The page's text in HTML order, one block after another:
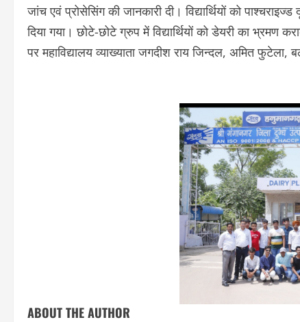
जांच एवं प्रोसेसिंग की जानकारी दी। विद्यार्थियों को
दिया गया। छोटे-छोटे ग्रुप में विद्यार्थियों को डेयरी का भ्रमण
पर महाविद्यालय व्याख्याता जगदीश राय जिन्दल, अमित
ABOUT THE AUTHOR